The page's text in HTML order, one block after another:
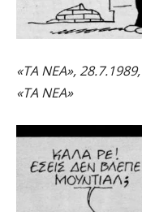
«ΤΑ ΝΕΑ»,
«ΤΑ ΝΕΑ»